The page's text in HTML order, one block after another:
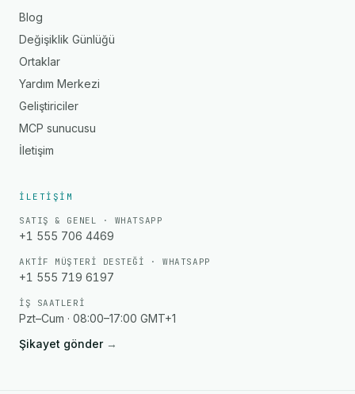
Blog
Değişiklik Günlüğü
Ortaklar
Yardım Merkezi
Geliştiriciler
MCP sunucusu
İletişim
İLETIŞIM
SATIŞ & GENEL · WHATSAPP
+1 555 706 4469
AKTIF MÜŞTERI DESTEĞI · WHATSAPP
+1 555 719 6197
İŞ SAATLERI
Pzt–Cum · 08:00–17:00 GMT+1
Şikayet gönder →